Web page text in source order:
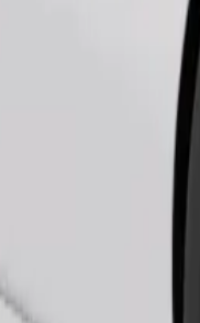
sjedala moraju biti